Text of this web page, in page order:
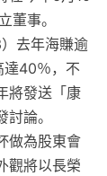
董事。
去年海賺逾
40％，不
將發送「康
論。
做為股東會
觀將以長榮